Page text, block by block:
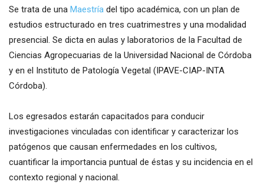
Se trata de una Maestría del tipo académica, con un plan de
estudios estructurado en tres cuatrimestres y una modalidad
presencial. Se dicta en aulas y laboratorios de la Facultad de
Ciencias Agropecuarias de la Universidad Nacional de Córdoba
y en el Instituto de Patología Vegetal (IPAVE-CIAP-INTA
Córdoba).
Los egresados estarán capacitados para conducir
investigaciones vinculadas con identificar y caracterizar los
patógenos que causan enfermedades en los cultivos,
cuantificar la importancia puntual de éstas y su incidencia en el
contexto regional y nacional.